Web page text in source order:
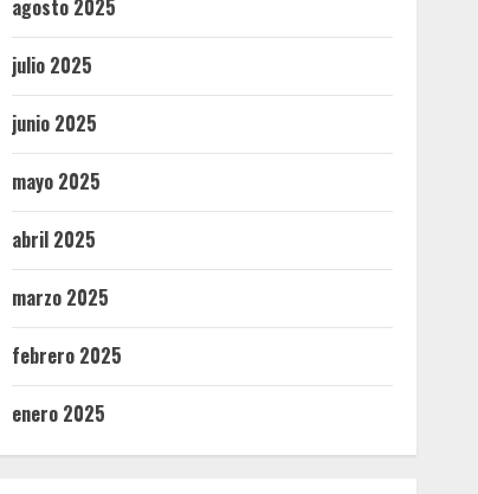
agosto 2025
julio 2025
junio 2025
mayo 2025
abril 2025
marzo 2025
febrero 2025
enero 2025